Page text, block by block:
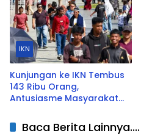
IKN
Kunjungan ke IKN Tembus
143 Ribu Orang,
Antusiasme Masyarakat
Baca Berita Lainnya....